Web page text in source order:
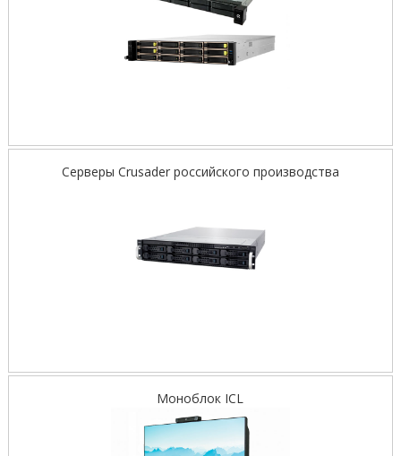
Серверы Crusader российского производства
Моноблок ICL